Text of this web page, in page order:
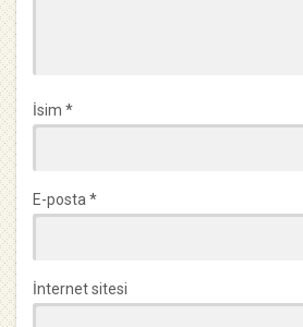
İsim *
E-posta *
İnternet sitesi